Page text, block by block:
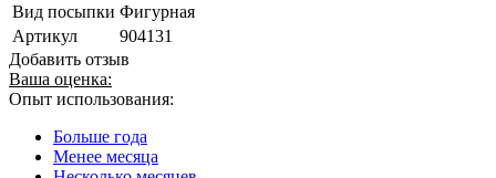
Вид посыпки Фигурная
Артикул
904131
Добавить отзыв
Ваша оценка:
Опыт использования:
Больше года
Менее месяца